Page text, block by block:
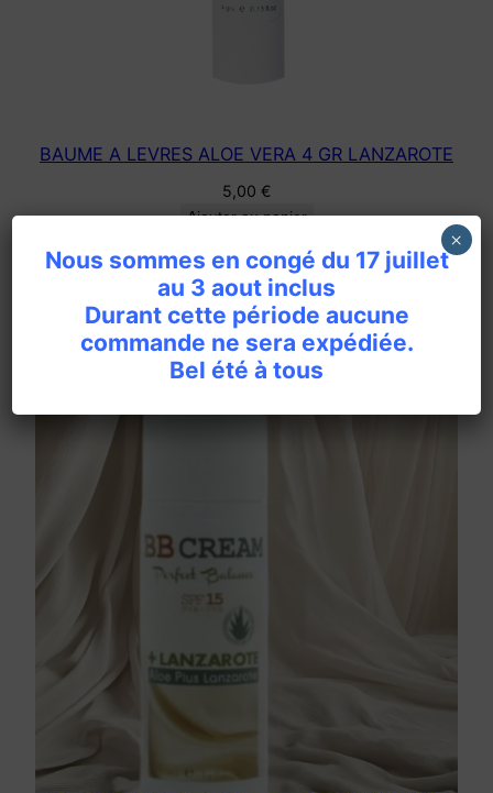
Z
R
BAUME A LEVRES ALOE VERA 4 GR LANZAROTE
5,00 €
Ajouter au panier
Nous sommes en congé du 17 juillet
au 3 aout inclus
Durant cette période aucune
commande ne sera expédiée.
Bel été à tous
×